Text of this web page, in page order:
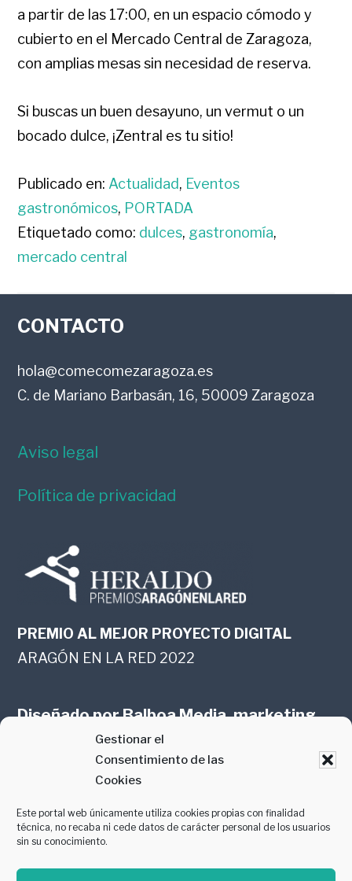
Gestionar el
Consentimiento de las
Cookies
Este portal web únicamente utiliza cookies propias con finalidad
técnica, no recaba ni cede datos de carácter personal de los usuarios
sin su conocimiento.
a partir de las 17:00, en un espacio cómodo y
cubierto en el Mercado Central de Zaragoza,
con amplias mesas sin necesidad de reserva.
Si buscas un buen desayuno, un vermut o un
bocado dulce, ¡Zentral es tu sitio!
Publicado en: Actualidad, Eventos
gastronómicos, PORTADA
Etiquetado como: dulces, gastronomía,
mercado central
FOOTER
CONTACTO
hola@comecomezaragoza.es
C. de Mariano Barbasán, 16, 50009 Zaragoza
Aviso legal
Política de privacidad
PREMIO AL MEJOR PROYECTO DIGITAL
ARAGÓN EN LA RED 2022
Diseñado porBalboa Media, marketing
online en Zaragoza